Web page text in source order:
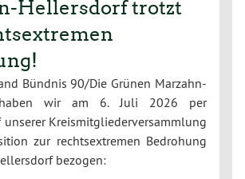
Hellersdorf trotzt
Bündnis 90/Die Grünen Marzahn-
haben wir am 6. Juli 2026 per
unserer Kreismitgliederversammlung
zur rechtsextremen Bedrohung
bezogen: